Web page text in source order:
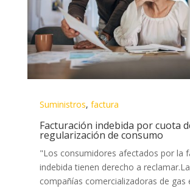
Suministros, factura
Facturación indebida por cuota
regularización de consumo
"Los consumidores afectados por la
indebida tienen derecho a
compañías comercializadoras de gas